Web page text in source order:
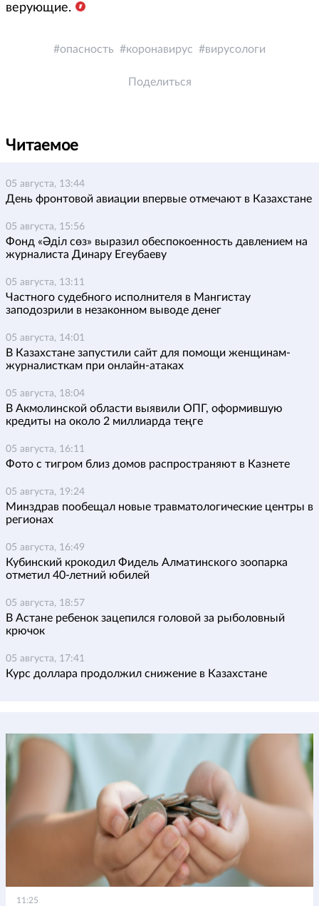
верующие.
опасность коронавирус вирусологи
Поделиться
Читаемое
05 августа, 13:44
День фронтовой авиации впервые отмечают в Казахстане
05 августа, 15:56
Фонд «Әділ сөз» выразил обеспокоенность давлением на
журналиста Динару Егеубаеву
05 августа, 13:11
Частного судебного исполнителя в Мангистау
заподозрили в незаконном выводе денег
05 августа, 14:01
В Казахстане запустили сайт для помощи женщинам-
журналисткам при онлайн-атаках
05 августа, 18:04
В Акмолинской области выявили ОПГ, оформившую
кредиты на около 2 миллиарда теңге
05 августа, 16:11
Фото с тигром близ домов распространяют в Казнете
05 августа, 19:24
Минздрав пообещал новые травматологические центры в
регионах
05 августа, 16:49
Кубинский крокодил Фидель Алматинского зоопарка
отметил 40-летний юбилей
05 августа, 18:57
В Астане ребенок зацепился головой за рыболовный
крючок
05 августа, 17:41
Курс доллара продолжил снижение в Казахстане
11:25